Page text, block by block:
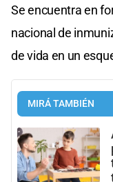
Se encuentra en
nacional de
de vida en un
MIRÁ TAMBIÉN